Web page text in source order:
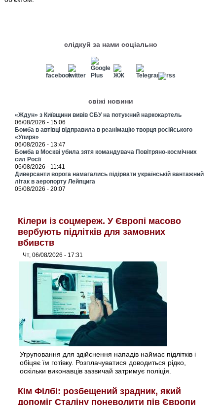
слідкуй за нами соціально
свіжі новини
«Ждун» з Київщини вивів СБУ на потужний наркокартель
06/08/2026 - 15:06
Бомба в автівці відправила в реанімацію творця російського
«Упиря»
06/08/2026 - 13:47
Бомба в Москві убила зятя командувача Повітряно-космічних
сил Росії
06/08/2026 - 11:41
Диверсанти ворога намагались підірвати українській вантажний
літак в аеропорту Лейпцига
05/08/2026 - 20:07
Кілери із соцмереж. У Європі масово
вербують підлітків для замовних
вбивств
Чт, 06/08/2026 - 17:31
Угруповання для здійснення нападів наймає підлітків і
обіцяє їм готівку. Розплачуватися доводиться рідко,
оскільки виконавців зазвичай затримує поліція.
Кім Філбі: розбещений зрадник, який
допоміг Сталіну поневолити пів Європи